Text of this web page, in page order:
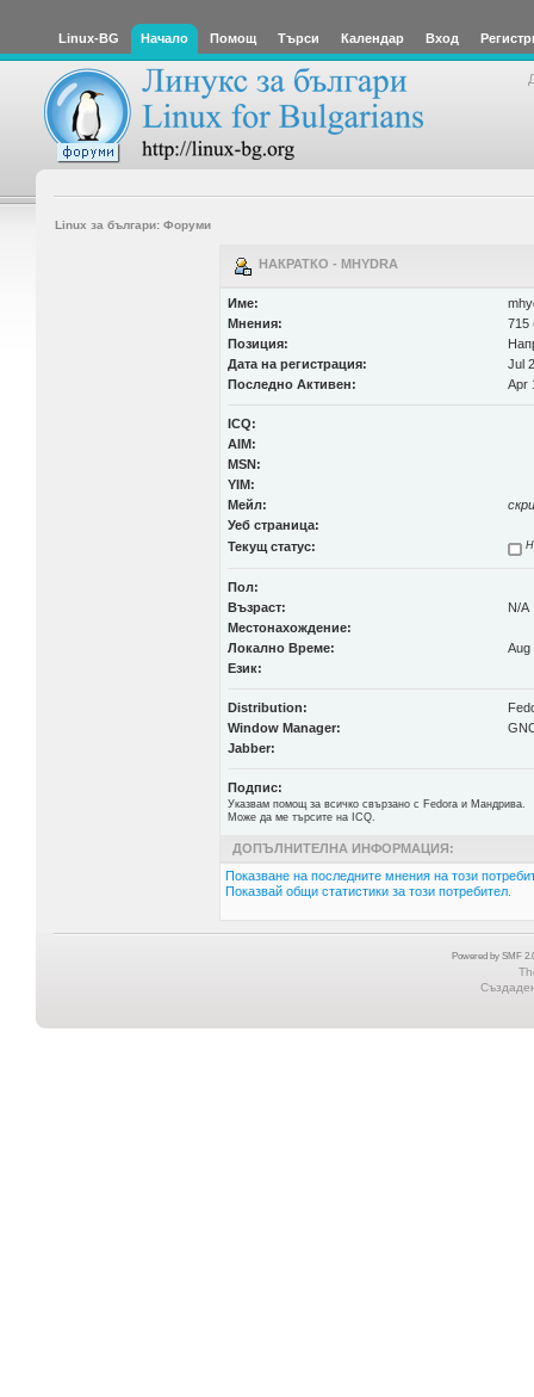
Linux-BG Начало Помощ Търси Календар Вход
Linux за българи: Форуми
НАКРАТКО - MHYDRA
Име:
Мнения:
715
Позиция:
Дата на регистрация:
Jul
Последно Активен:
Apr
ICQ:
AIM:
MSN:
YIM:
Мейл:
Уеб страница:
Текущ статус:
Пол:
Възраст:
N/A
Местонахождение:
Локално Време:
Aug
Език:
Distribution:
Window Manager:
Jabber:
Подпис:
Указвам помощ за всичко свързано с Fedora и Мандрива.
Може да ме търсите на ICQ.
ДОПЪЛНИТЕЛНА ИНФОРМАЦИЯ:
Показване на последните мнения на този
Показвай общи статистики за този потребител.
Powered by SMF